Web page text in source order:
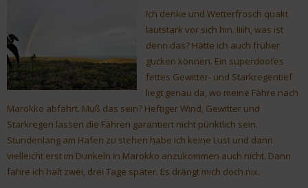
Ich denke und Wetterfrosch quakt
lautstark vor sich hin. Iiiih, was ist
denn das? Hätte ich auch früher
gucken können. Ein superdoofes
fettes Gewitter- und Starkregentief
liegt genau da, wo meine Fähre nach
Marokko abfährt. Muß das sein? Heftiger Wind, Gewitter und
Starkregen lassen die Fähren garantiert nicht pünktlich sein.
Stundenlang am Hafen zu stehen habe ich keine Lust und dann
vielleicht erst im Dunkeln in Marokko anzukommen auch nicht. Dann
fahre ich halt zwei, drei Tage später. Es drängt mich doch nix.